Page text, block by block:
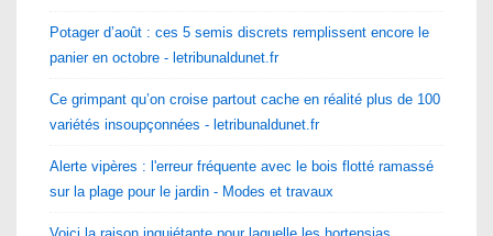
Potager d’août : ces 5 semis discrets remplissent encore le
panier en octobre - letribunaldunet.fr
Ce grimpant qu’on croise partout cache en réalité plus de 100
variétés insoupçonnées - letribunaldunet.fr
Alerte vipères : l'erreur fréquente avec le bois flotté ramassé
sur la plage pour le jardin - Modes et travaux